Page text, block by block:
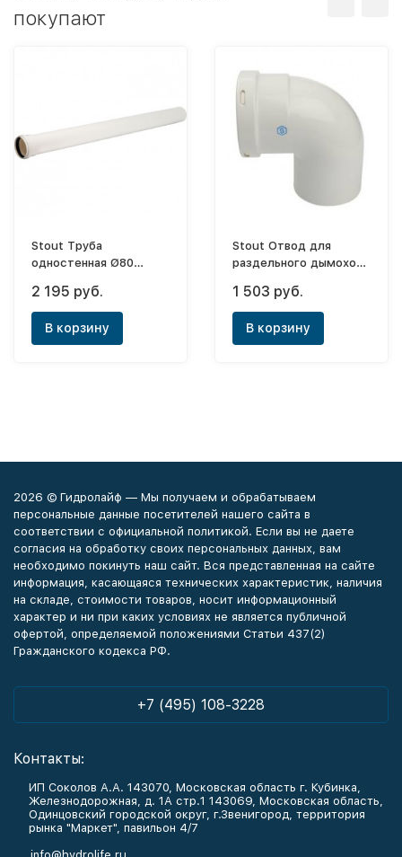
покупают
Stout Труба
одностенная Ø80
гладкий конец)
2 195 руб.
В корзину
Stout Отвод для
раздельного дымохода
1 503 руб.
В корзину
2026 © Гидролайф — Мы получаем и обрабатываем
персональные данные посетителей нашего сайта в
соответствии с официальной политикой. Если вы не даете
согласия на обработку своих персональных данных, вам
необходимо покинуть наш сайт. Вся представленная на сайте
информация, касающаяся технических характеристик, наличия
на складе, стоимости товаров, носит информационный
характер и ни при каких условиях не является публичной
офертой, определяемой положениями Статьи 437(2)
Гражданского кодекса РФ.
+7 (495) 108-3228
Контакты:
ИП Соколов А.А. 143070, Московская область г. Кубинка,
Железнодорожная, д. 1А стр.1 143069, Московская область,
Одинцовский городской округ, г.Звенигород, территория
рынка "Маркет", павильон 4/7